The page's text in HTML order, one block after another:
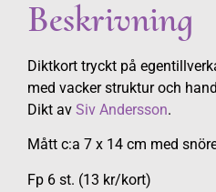
Beskrivning
Diktkort tryckt på
med vacker struktur och
Dikt av Siv Andersson.
Mått c:a 7 x 14 cm med
Fp 6 st. (13 kr/kort)